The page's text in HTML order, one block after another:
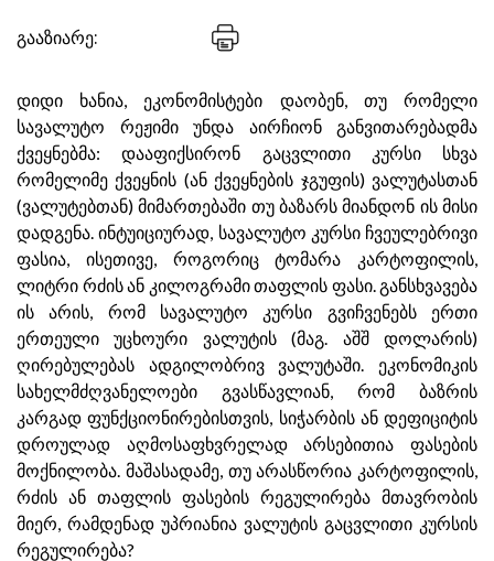
გააზიარე:
დიდი ხანია, ეკონომისტები დაობენ, თუ რომელი
სავალუტო რეჟიმი უნდა აირჩიონ განვითარებადმა
ქვეყნებმა: დააფიქსირონ გაცვლითი კურსი სხვა
რომელიმე ქვეყნის (ან ქვეყნების ჯგუფის) ვალუტასთან
(ვალუტებთან) მიმართებაში თუ ბაზარს მიანდონ ის მისი
დადგენა. ინტუიციურად, სავალუტო კურსი ჩვეულებრივი
ფასია, ისეთივე, როგორიც ტომარა კარტოფილის,
ლიტრი რძის ან კილოგრამი თაფლის ფასი. განსხვავება
ის არის, რომ სავალუტო კურსი გვიჩვენებს ერთი
ერთეული უცხოური ვალუტის (მაგ. აშშ დოლარის)
ღირებულებას ადგილობრივ ვალუტაში. ეკონომიკის
სახელმძღვანელოები გვასწავლიან, რომ ბაზრის
კარგად ფუნქციონირებისთვის, სიჭარბის ან დეფიციტის
დროულად აღმოსაფხვრელად არსებითია ფასების
მოქნილობა. მაშასადამე, თუ არასწორია კარტოფილის,
რძის ან თაფლის ფასების რეგულირება მთავრობის
მიერ, რამდენად უპრიანია ვალუტის გაცვლითი კურსის
რეგულირება?